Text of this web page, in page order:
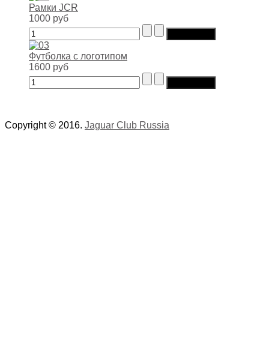
Рамки JCR
1000 руб
Футболка с логотипом
1600 руб
Copyright © 2016. Jaguar Club Russia